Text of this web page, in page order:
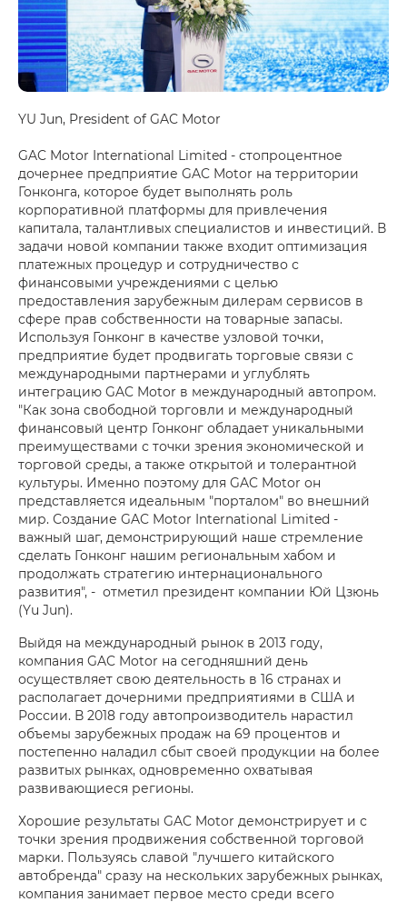
YU Jun, President of GAC Motor
GAC Motor International Limited - стопроцентное
дочернее предприятие GAC Motor на территории
Гонконга, которое будет выполнять роль
корпоративной платформы для привлечения
капитала, талантливых специалистов и инвестиций. В
задачи новой компании также входит оптимизация
платежных процедур и сотрудничество с
финансовыми учреждениями с целью
предоставления зарубежным дилерам сервисов в
сфере прав собственности на товарные запасы.
Используя Гонконг в качестве узловой точки,
предприятие будет продвигать торговые связи с
международными партнерами и углублять
интеграцию GAC Motor в международный автопром.
"Как зона свободной торговли и международный
финансовый центр Гонконг обладает уникальными
преимуществами с точки зрения экономической и
торговой среды, а также открытой и толерантной
культуры. Именно поэтому для GAC Motor он
представляется идеальным "порталом" во внешний
мир. Создание GAC Motor International Limited -
важный шаг, демонстрирующий наше стремление
сделать Гонконг нашим региональным хабом и
продолжать стратегию интернационального
развития", - отметил президент компании Юй Цзюнь
(Yu Jun).
Выйдя на международный рынок в 2013 году,
компания GAC Motor на сегодняшний день
осуществляет свою деятельность в 16 странах и
располагает дочерними предприятиями в США и
России. В 2018 году автопроизводитель нарастил
объемы зарубежных продаж на 69 процентов и
постепенно наладил сбыт своей продукции на более
развитых рынках, одновременно охватывая
развивающиеся регионы.
Хорошие результаты GAC Motor демонстрирует и с
точки зрения продвижения собственной торговой
марки. Пользуясь славой "лучшего китайского
автобренда" сразу на нескольких зарубежных рынках,
компания занимает первое место среди всего